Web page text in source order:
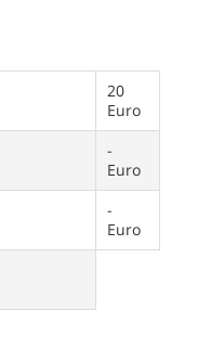
20
Euro
-
Euro
-
Euro